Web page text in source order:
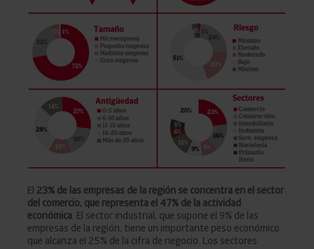
El 23% de las empresas de la región se concentra en el sector
del comercio, que representa el 47% de la actividad
económica. El sector industrial, que supone el 9% de las
empresas de la región, tiene un importante peso económico
que alcanza el 25% de la cifra de negocio. Los sectores